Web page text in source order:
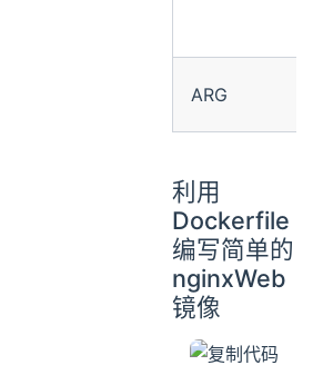
ARG
利用
Dockerfile
编写简单的
nginxWeb
镜像